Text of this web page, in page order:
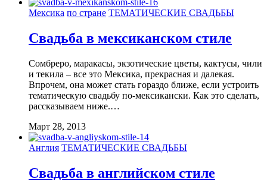
Мексика по стране ТЕМАТИЧЕСКИЕ СВАДЬБЫ
Свадьба в мексиканском стиле
Сомбреро, маракасы, экзотические цветы, кактусы, чили
и текила – все это Мексика, прекрасная и далекая.
Впрочем, она может стать гораздо ближе, если устроить
тематическую свадьбу по-мексикански. Как это сделать,
рассказываем ниже.…
Март 28, 2013
Англия ТЕМАТИЧЕСКИЕ СВАДЬБЫ
Свадьба в английском стиле